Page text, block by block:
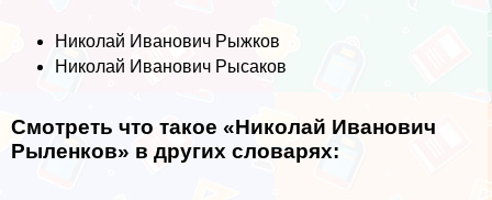
Николай Иванович Рыжков
Николай Иванович Рысаков
Смотреть что такое «Николай Иванович
Рыленков» в других словарях: